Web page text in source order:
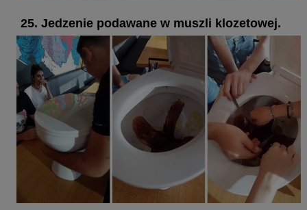
25. Jedzenie podawane w muszli klozetowej.